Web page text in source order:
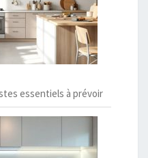
essentiels à prévoir